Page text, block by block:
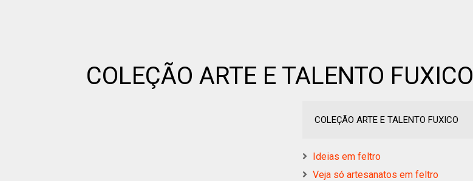
COLEÇÃO ARTE E TALENTO FUXICO
COLEÇÃO ARTE E TALENTO FUXICO
Ideias em feltro
Veja só artesanatos em feltro